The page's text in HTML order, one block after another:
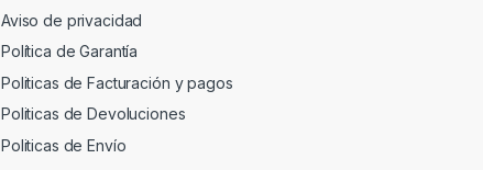
Aviso de privacidad
Política de Garantía
Politicas de Facturación y pagos
Politicas de Devoluciones
Politicas de Envío